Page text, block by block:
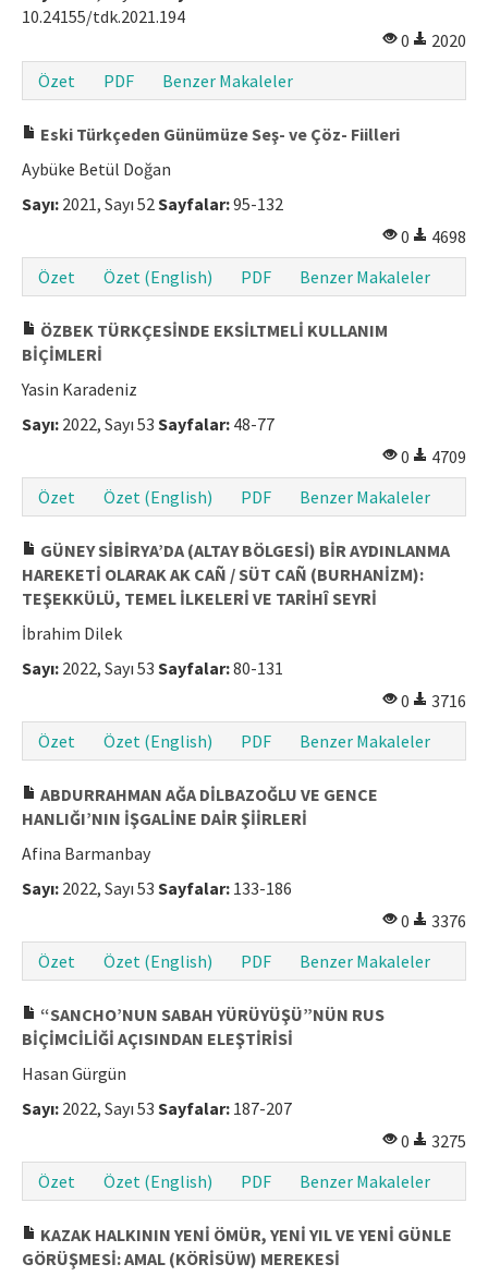
10.24155/tdk.2021.194
0
2020
Özet
PDF Benzer Makaleler
Eski Türkçeden Günümüze Seş- ve Çöz- Fiilleri
Aybüke Betül Doğan
Sayı: 2021, Sayı 52 Sayfalar:95-132
0
4698
Özet
Özet (English) PDF Benzer Makaleler
ÖZBEK TÜRKÇESİNDE EKSİLTMELİ KULLANIM
BİÇİMLERİ
Yasin Karadeniz
Sayı: 2022, Sayı 53 Sayfalar: 48-77
0
4709
Özet
Özet (English) PDF Benzer Makaleler
GÜNEY SİBİRYA’DA (ALTAY BÖLGESİ) BİR AYDINLANMA
HAREKETİ OLARAK AK CAÑ / SÜT CAÑ (BURHANİZM):
TEŞEKKÜLÜ, TEMEL İLKELERİ VE TARİHÎ SEYRİ
İbrahim Dilek
Sayı: 2022, Sayı 53 Sayfalar:80-131
0
3716
Özet
Özet (English) PDF Benzer Makaleler
ABDURRAHMAN AĞA DİLBAZOĞLU VE GENCE
HANLIĞI’NIN İŞGALİNE DAİR ŞİİRLERİ
Afina Barmanbay
Sayı: 2022, Sayı 53 Sayfalar: 133-186
0
3376
Özet
Özet (English) PDF Benzer Makaleler
“SANCHO’NUN SABAH YÜRÜYÜŞÜ”NÜN RUS
BİÇİMCİLİĞİ AÇISINDAN ELEŞTİRİSİ
Hasan Gürgün
Sayı: 2022, Sayı 53 Sayfalar: 187-207
0
3275
Özet
Özet (English) PDF Benzer Makaleler
KAZAK HALKININ YENİ ÖMÜR, YENİ YIL VE YENİ GÜNLE
GÖRÜŞMESİ: AMAL (KÖRİSÜW) MEREKESİ